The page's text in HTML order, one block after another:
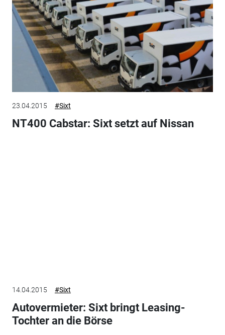
23.04.2015 #Sixt
NT400 Cabstar: Sixt setzt auf Nissan
14.04.2015 #Sixt
Autovermieter: Sixt bringt Leasing-
Tochter an die Börse